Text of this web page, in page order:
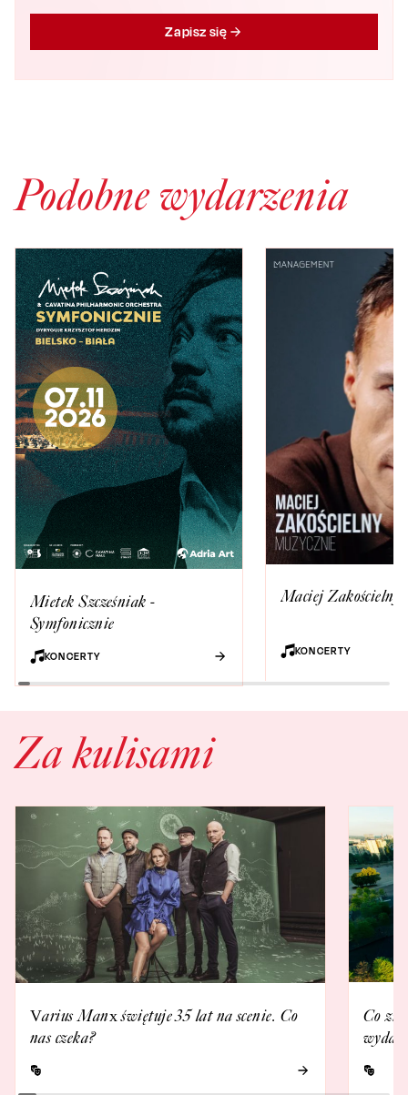
Zapisz się
Podobne wydarzenia
Mietek Szcześniak -
Symfonicznie
KONCERTY
Maciej Zakościelny
KONCERTY
Za kulisami
Varius Manx świętuje 35 lat na scenie. Co
nas czeka?
Co